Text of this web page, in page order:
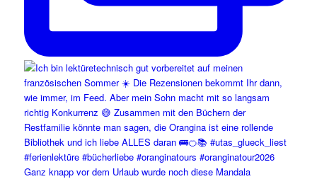
Ganz knapp vor dem Urlaub wurde noch diese Mandala